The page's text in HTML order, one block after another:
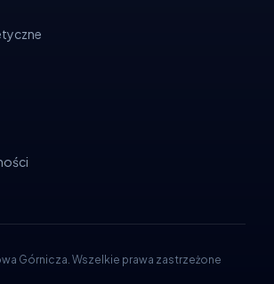
Górnicza. Wszelkie prawa zastrzeżone